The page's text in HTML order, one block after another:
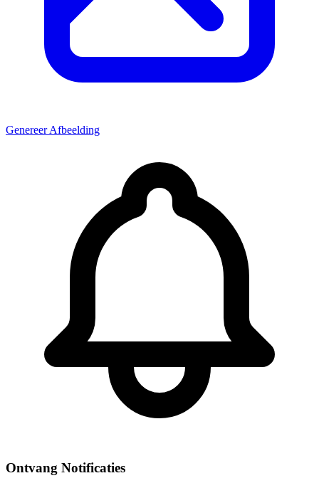
Genereer Afbeelding
Ontvang Notificaties